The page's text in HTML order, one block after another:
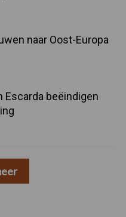
naar Oost-Europa
Escarda beëindigen